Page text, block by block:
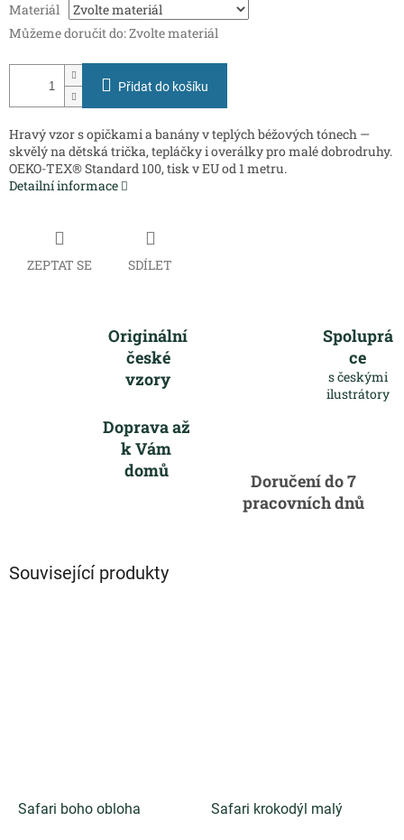
cena:
Materiál
Můžeme doručit do:Zvolte materiál
Přidat do košíku
Hravý vzor s opičkami a banány v teplých béžových tónech —
skvělý na dětská trička, tepláčky i overálky pro malé dobrodruhy.
OEKO-TEX® Standard 100, tisk v EU od 1 metru.
Detailní informace
ZEPTAT SE SDÍLET
Originální
české
vzory
Spoluprá
ce
s českými
ilustrátory
Doprava až
k Vám
domů
Doručení do 7
pracovních dnů
Související produkty
Safari boho obloha Safari krokodýl malý